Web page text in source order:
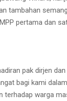
tambahan
pertama dan
pak dirjen
bagi kami
terhadap warga